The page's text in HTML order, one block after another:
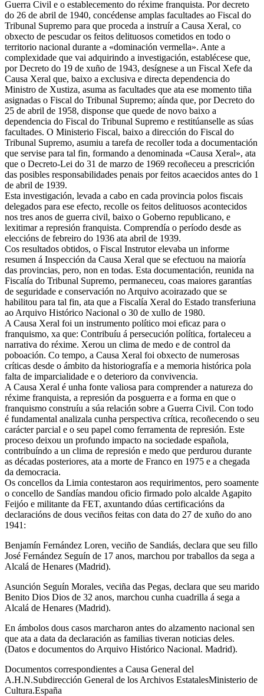
Guerra Civil e o establecemento do réxime franquista. Por decreto
do 26 de abril de 1940, concédense amplas facultades ao Fiscal do
Tribunal Supremo para que proceda a instruír a Causa Xeral, co
obxecto de pescudar os feitos delituosos cometidos en todo o
territorio nacional durante a «dominación vermella». Ante a
complexidade que vai adquirindo a investigación, establécese que,
por Decreto do 19 de xuño de 1943, desígnese a un Fiscal Xefe da
Causa Xeral que, baixo a exclusiva e directa dependencia do
Ministro de Xustiza, asuma as facultades que ata ese momento tiña
asignadas o Fiscal do Tribunal Supremo; aínda que, por Decreto do
25 de abril de 1958, disponse que quede de novo baixo a
dependencia do Fiscal do Tribunal Supremo e restitúanselle as súas
facultades. O Ministerio Fiscal, baixo a dirección do Fiscal do
Tribunal Supremo, asumiu a tarefa de recoller toda a documentación
que servise para tal fin, formando a denominada «Causa Xeral», ata
que o Decreto-Lei do 31 de marzo de 1969 recoñeceu a prescrición
das posibles responsabilidades penais por feitos acaecidos antes do 1
de abril de 1939.
Esta investigación, levada a cabo en cada provincia polos fiscais
delegados para ese efecto, recolle os feitos delituosos acontecidos
nos tres anos de guerra civil, baixo o Goberno republicano, e
lexitimar a represión franquista. Comprendía o período desde as
eleccións de febreiro do 1936 ata abril de 1939.
Cos resultados obtidos, o Fiscal Instrutor elevaba un informe
resumen á Inspección da Causa Xeral que se efectuou na maioría
das provincias, pero, non en todas. Esta documentación, reunida na
Fiscalía do Tribunal Supremo, permaneceu, coas maiores garantías
de seguridade e conservación no Arquivo acoirazado que se
habilitou para tal fin, ata que a Fiscalía Xeral do Estado transferiuna
ao Arquivo Histórico Nacional o 30 de xullo de 1980.
A Causa Xeral foi un instrumento político moi eficaz para o
franquismo, xa que: Contribuíu á persecución política, fortaleceu a
narrativa do réxime. Xerou un clima de medo e de control da
poboación. Co tempo, a Causa Xeral foi obxecto de numerosas
críticas desde o ámbito da historiografía e a memoria histórica pola
falta de imparcialidade e o deterioro da convivencia.
A Causa Xeral é unha fonte valiosa para comprender a natureza do
réxime franquista, a represión da posguerra e a forma en que o
franquismo construíu a súa relación sobre a Guerra Civil. Con todo
é fundamental analizala cunha perspectiva crítica, recoñecendo o seu
carácter parcial e o seu papel como ferramenta de represión. Este
proceso deixou un profundo impacto na sociedade española,
contribuíndo a un clima de represión e medo que perdurou durante
as décadas posteriores, ata a morte de Franco en 1975 e a chegada
da democracia.
Os concellos da Limia contestaron aos requirimentos, pero soamente
o concello de Sandías mandou oficio firmado polo alcalde Agapito
Feijóo e militante da FET, axuntando dúas certificacións da
declaracións de dous veciños feitas con data do 27 de xuño do ano
1941:
Benjamín Fernández Loren, veciño de Sandiás, declara que seu fillo
José Fernández Seguín de 17 anos, marchou por traballos da sega a
Alcalá de Henares (Madrid).
Asunción Seguín Morales, veciña das Pegas, declara que seu marido
Benito Dios Dios de 32 anos, marchou cunha cuadrilla á sega a
Alcalá de Henares (Madrid).
En ámbolos dous casos marcharon antes do alzamento nacional sen
que ata a data da declaración as familias tiveran noticias deles.
(Datos e documentos do Arquivo Histórico Nacional. Madrid).
Documentos correspondientes a Causa General del
A.H.N.Subdirección General de los Archivos EstatalesMinisterio de
Cultura.España